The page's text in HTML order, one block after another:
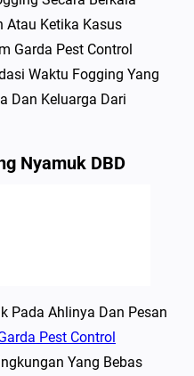
Atau Ketika Kasus
Garda Pest Control
Waktu Fogging Yang
Dan Keluarga Dari
Nyamuk DBD
Pada Ahlinya Dan Pesan
Pest Control
Yang Bebas